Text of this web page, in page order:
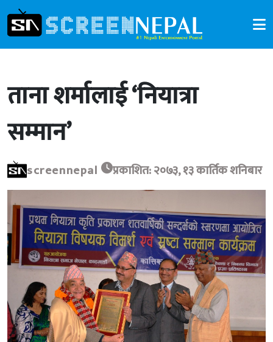
ताना शर्मालाई ‘नियात्रा
सम्मान’
screennepal प्रकाशित: २०७३, १३ कार्तिक शनिबार